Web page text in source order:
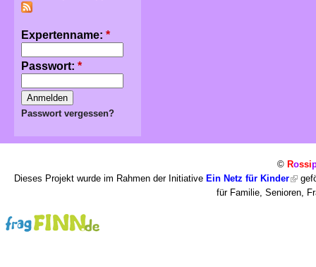
Expertenname: *
Passwort: *
Passwort vergessen?
© Rossi
Dieses Projekt wurde im Rahmen der Initiative Ein Netz für Kinder
für Familie, Senioren,